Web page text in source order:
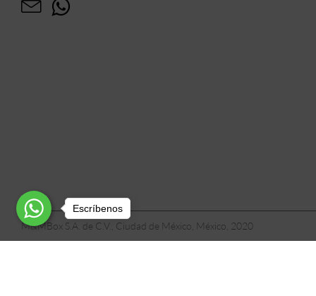
M&MBox S.A. de C.V., Ciudad de México, México, 2020
Escríbenos